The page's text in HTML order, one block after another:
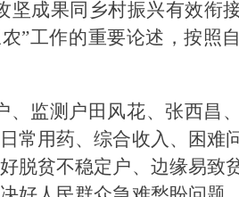
成果同乡村振兴有效衔
”工作的重要论述，按照
监测户田风花、张西昌
常用药、综合收入、困难
脱贫不稳定户、边缘易致